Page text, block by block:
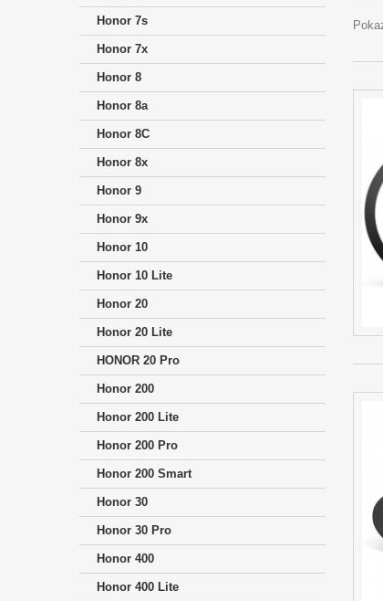
Honor 7s
Honor 7x
Honor 8
Honor 8a
Honor 8C
Honor 8x
Honor 9
Honor 9x
Honor 10
Honor 10 Lite
Honor 20
Honor 20 Lite
HONOR 20 Pro
Honor 200
Honor 200 Lite
Honor 200 Pro
Honor 200 Smart
Honor 30
Honor 30 Pro
Honor 400
Honor 400 Lite